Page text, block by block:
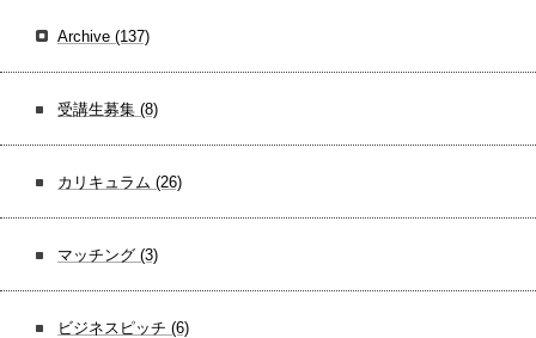
Archive (137)
受講生募集 (8)
カリキュラム (26)
マッチング (3)
ビジネスピッチ (6)